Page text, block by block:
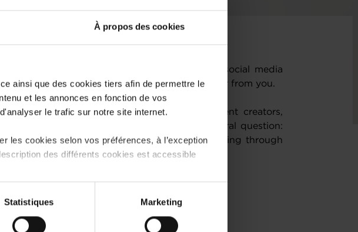
À propos des cookies
ainsi que des cookies tiers afin de permettre le
et les annonces en fonction de vos
le trafic sur notre site internet.
les cookies selon vos préférences, à l’exception
des différents cookies est accessible
: lecture de vidéos, partage sur les réseaux
Statistiques Marketing
just held a landmark conference on social media
real conversation begins — and we want to hear from you.
Chamber of Commerce gathered content creators,
and business leaders to unpack one central question:
making the most of social media — or just going through